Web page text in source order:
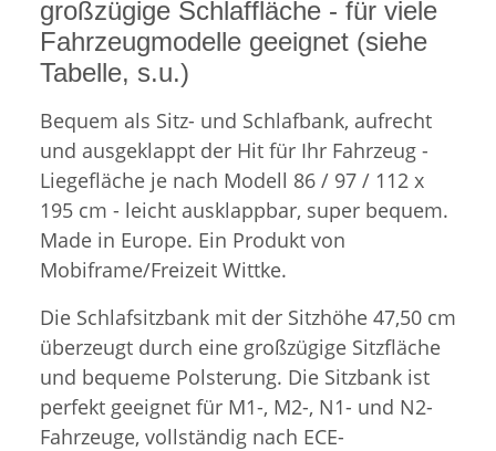
großzügige Schlaffläche - für viele
Fahrzeugmodelle geeignet (siehe
Tabelle, s.u.)
Bequem als Sitz- und Schlafbank, aufrecht
und ausgeklappt der Hit für Ihr Fahrzeug -
Liegefläche je nach Modell 86 / 97 / 112 x
195 cm - leicht ausklappbar, super bequem.
Made in Europe. Ein Produkt von
Mobiframe/Freizeit Wittke.
Die Schlafsitzbank mit der Sitzhöhe 47,50 cm
überzeugt durch eine großzügige Sitzfläche
und bequeme Polsterung. Die Sitzbank ist
perfekt geeignet für M1-, M2-, N1- und N2-
Fahrzeuge, vollständig nach ECE-